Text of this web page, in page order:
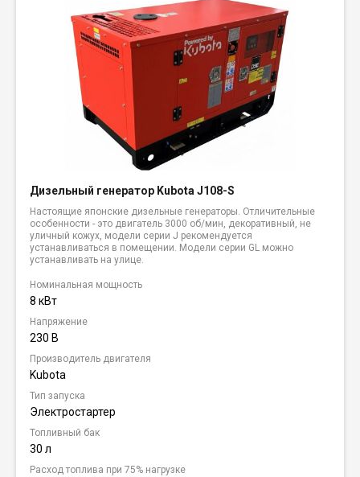
Дизельный генератор Kubota J108-S
Настоящие японские дизельные генераторы. Отличительные
особенности - это двигатель 3000 об/мин, декоративный, не
уличный кожух, модели серии J рекомендуется
устанавливаться в помещении. Модели серии GL можно
устанавливать на улице.
Номинальная мощность
8 кВт
Напряжение
230 В
Производитель двигателя
Kubota
Тип запуска
Электростартер
Топливный бак
30 л
Расход топлива при 75% нагрузке